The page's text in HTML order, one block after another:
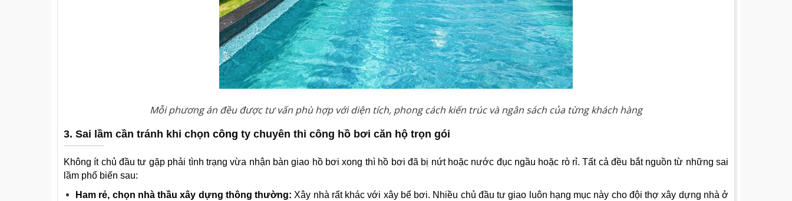
Mỗi phương án đều được tư vấn phù hợp với diện tích, phong cách kiến trúc và ngân sách của từng khách hàng
3. Sai lầm cần tránh khi chọn công ty chuyên thi công hồ bơi căn hộ trọn gói
Không ít chủ đầu tư gặp phải tình trạng vừa nhận bàn giao hồ bơi xong thì hồ bơi đã bị nứt hoặc nước đục ngầu hoặc rò rỉ. Tất cả đều bắt nguồn từ những sai
lầm phổ biến sau:
Ham rẻ, chọn nhà thầu xây dựng thông thường: Xây nhà rất khác với xây bể bơi. Nhiều chủ đầu tư giao luôn hạng mục này cho đội thợ xây dựng nhà ở